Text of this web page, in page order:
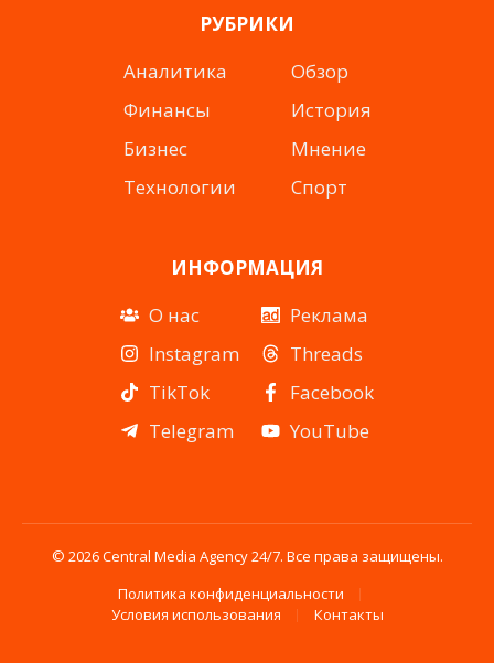
РУБРИКИ
Аналитика
Финансы
Бизнес
Технологии
Обзор
История
Мнение
Спорт
ИНФОРМАЦИЯ
О нас
Instagram
TikTok
Telegram
Реклама
Threads
Facebook
YouTube
© 2026 Central Media Agency 24/7. Все права защищены.
Политика конфиденциальности
Условия использования
Контакты